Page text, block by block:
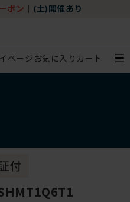
ポン (土)開催あり
ページ お気に入り カート